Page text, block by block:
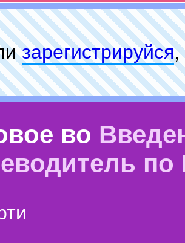
зарeгиcтpируйся,
во